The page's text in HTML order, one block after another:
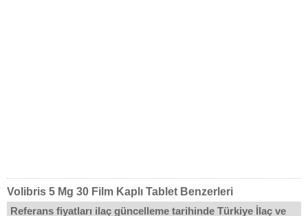
Volibris 5 Mg 30 Film Kaplı Tablet Benzerleri
Referans fiyatları ilaç güncelleme tarihinde Türkiye İlaç ve